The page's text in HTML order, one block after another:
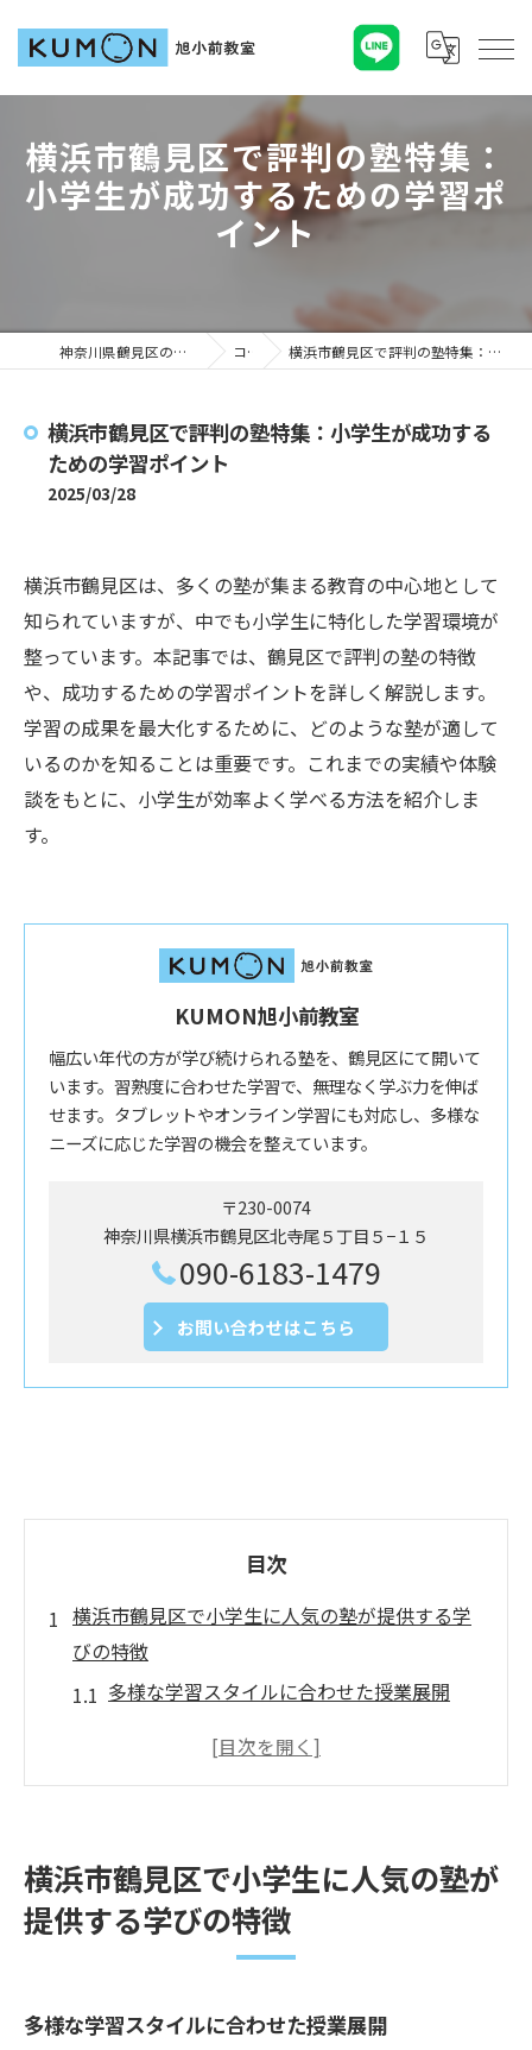
横浜市鶴見区で評判の塾特集：
小学生が成功するための学習ポ
イント
神奈川県鶴見区の塾ならKUMON旭小前教室 コラム 横浜市鶴見区で評判の塾特集：小学生が成功するための学習ポイント
横浜市鶴見区で評判の塾特集：小学生が成功する
ための学習ポイント
2025/03/28
横浜市鶴見区は、多くの塾が集まる教育の中心地として
知られていますが、中でも小学生に特化した学習環境が
整っています。本記事では、鶴見区で評判の塾の特徴
や、成功するための学習ポイントを詳しく解説します。
学習の成果を最大化するために、どのような塾が適して
いるのかを知ることは重要です。これまでの実績や体験
談をもとに、小学生が効率よく学べる方法を紹介しま
す。
KUMON旭小前教室
幅広い年代の方が学び続けられる塾を、鶴見区にて開いて
います。習熟度に合わせた学習で、無理なく学ぶ力を伸ば
せます。タブレットやオンライン学習にも対応し、多様な
ニーズに応じた学習の機会を整えています。
〒230-0074
神奈川県横浜市鶴見区北寺尾５丁目５−１５
090-6183-1479
お問い合わせはこちら
目次
横浜市鶴見区で小学生に人気の塾が提供する学
びの特徴
多様な学習スタイルに合わせた授業展開
個別対応で一人ひとりの成長を支える方法
地域密着型のコミュニケーション
塾選びで失敗しないためのポイントと横浜市鶴
口コミで分かる評判の真相
横浜市鶴見区で小学生に人気の塾が
提供する学びの特徴
多様な学習スタイルに合わせた授業展開